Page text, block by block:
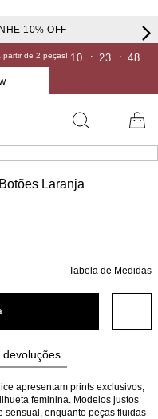
10% OFF
partir de 2 peças! 10 : 23 : 47
Laranja
Tabela de Medidas
devoluções
apresentam prints exclusivos,
feminina. Modelos justos
sensual, enquanto peças fluidas